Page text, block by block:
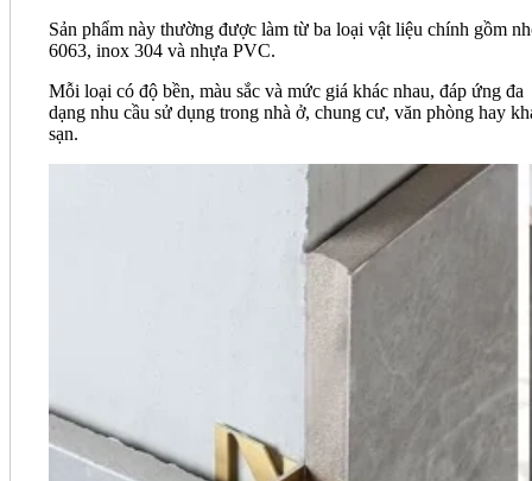
Sản phẩm này thường được làm từ ba loại vật liệu chính gồm
6063, inox 304 và nhựa PVC.
Mỗi loại có độ bền, màu sắc và mức giá khác nhau, đáp ứng đa
dạng nhu cầu sử dụng trong nhà ở, chung cư, văn phòng hay
sạn.